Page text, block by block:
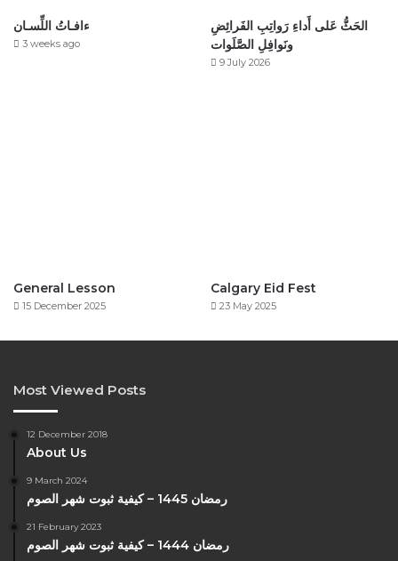
ءافـاتُ اللِّسـان
3 weeks ago
الحَثُّ عَلى أَداءِ رَواتِبِ الفَرائِضِ
ونَوافِلِ الصَّلَوات
9 July 2026
General Lesson
15 December 2025
Calgary Eid Fest
23 May 2025
Most Viewed Posts
12 December 2018
About Us
9 March 2024
رمضان 1445 – كيفية ثبوت شهر الصوم
21 February 2023
رمضان 1444 – كيفية ثبوت شهر الصوم